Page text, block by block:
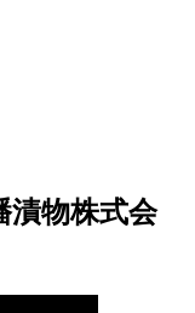
漬物株式会